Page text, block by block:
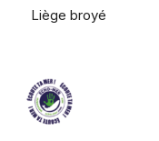
Liège broyé